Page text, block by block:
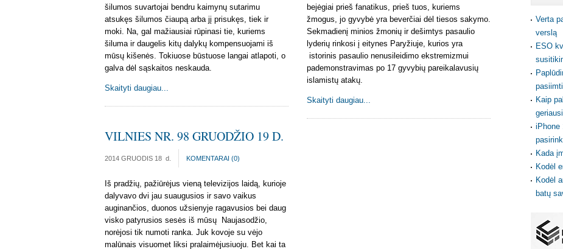
šilumos suvartojai bendru kaimynų sutarimu
atsukęs šilumos čiaupą arba jį prisukęs, tiek ir
moki. Na, gal mažiausiai rūpinasi tie, kuriems
šiluma ir daugelis kitų dalykų kompensuojami iš
mūsų kišenės. Tokiuose būstuose langai atlapoti, o
galva dėl sąskaitos neskauda.
Skaityti daugiau...
bejėgiai prieš fanatikus, prieš tuos, kuriems
žmogus, jo gyvybė yra beverčiai dėl tiesos sakymo.
Sekmadienį minios žmonių ir dešimtys pasaulio
lyderių rinkosi į eitynes Paryžiuje, kurios yra
istorinis pasaulio nenusileidimo ekstremizmui
pademonstravimas po 17 gyvybių pareikalavusių
islamistų atakų.
Skaityti daugiau...
VILNIES NR. 98 GRUODŽIO 19 D.
2014 GRUODIS 18 d. KOMENTARAI (0)
Iš pradžių, pažiūrėjus vieną televizijos laidą, kurioje
dalyvavo dvi jau suaugusios ir savo vaikus
auginančios, duonos užsienyje ragavusios bei daug
visko patyrusios sesės iš mūsų Naujasodžio,
norėjosi tik numoti ranka. Juk kovoje su vėjo
malūnais visuomet liksi pralaimėjusiuoju. Bet kai ta
Verta
verslą
ESO
Kaip
iPhone
Kada
Kodėl
Kodėl
batų